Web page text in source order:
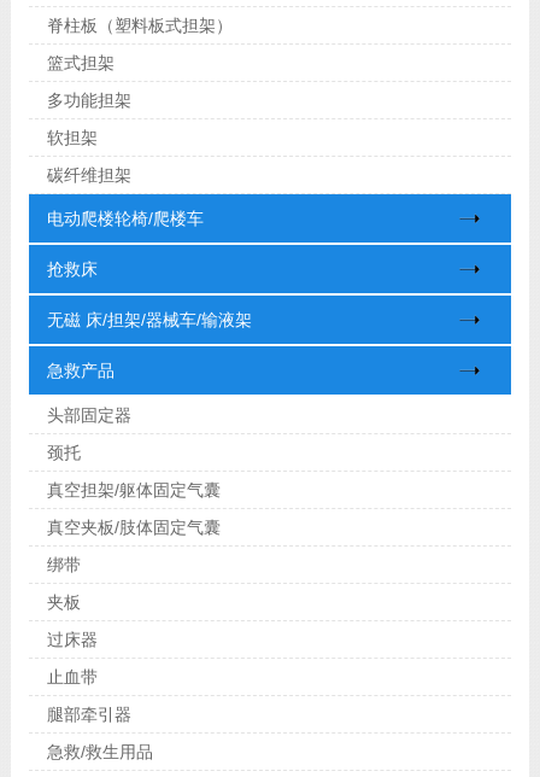
脊柱板（塑料板式担架）
篮式担架
多功能担架
软担架
碳纤维担架
电动爬楼轮椅/爬楼车
抢救床
无磁 床/担架/器械车/输液架
急救产品
头部固定器
颈托
真空担架/躯体固定气囊
真空夹板/肢体固定气囊
绑带
夹板
过床器
止血带
腿部牵引器
急救/救生用品